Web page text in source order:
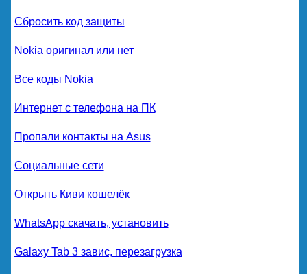
Сбросить код защиты
Nokia оригинал или нет
Все коды Nokia
Интернет с телефона на ПК
Пропали контакты на Asus
Социальные сети
Открыть Киви кошелёк
WhatsApp скачать, установить
Galaxy Tab 3 завис, перезагрузка